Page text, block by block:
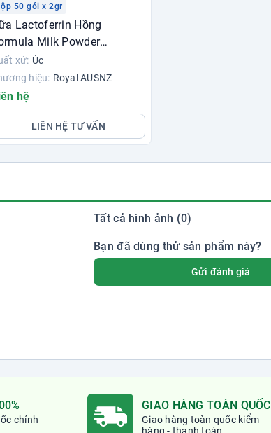
50 gói x 2gr
Lactoferrin Hồng
Milk Powder
(Bb-
xứ: Úc
hiệu: Royal AUSNZ
hệ
LIÊN HỆ TƯ VẤN
Tất cả hình ảnh (0)
Bạn đã dùng thử sản phẩm này?
Gửi đánh giá
chính
GIAO HÀNG TOÀN QUỐC
Giao hàng toàn quốc kiểm
hàng - thanh toán